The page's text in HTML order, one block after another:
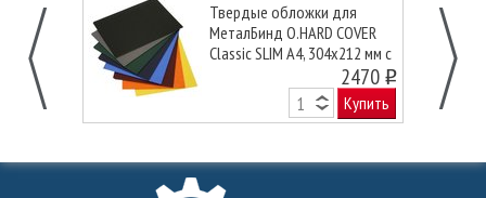
Твердые обложки для
МеталБинд O.HARD COVER
Classic SLIM А4, 304x212 мм с
покрытием «ткань» без окна,
2470 o
Купить